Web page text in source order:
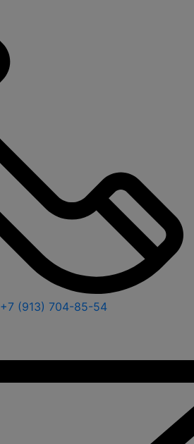
+7 (913) 704-85-54